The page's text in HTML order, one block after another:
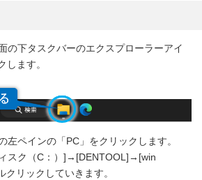
の下タスクバーのエクスプローラーアイ
します。
左ペインの「PC」をクリックします。
スク（C：）]→[DENTOOL]→[win
リックしていきます。